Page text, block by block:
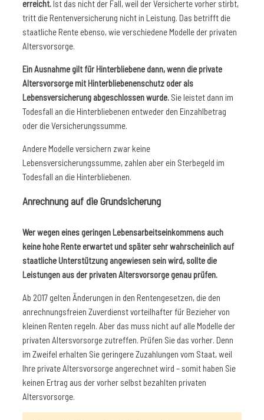
erreicht.Ist das nicht der Fall, weil der Versicherte vorher stirbt,
tritt die Rentenversicherung nicht in Leistung. Das betrifft die
staatliche Rente ebenso, wie verschiedene Modelle der privaten
Altersvorsorge.
Ein Ausnahme gilt für Hinterbliebene dann, wenn die private
Altersvorsorge mit Hinterbliebenenschutz oder als
Lebensversicherung abgeschlossen wurde. Sie leistet dann im
Todesfall an die Hinterbliebenen entweder den Einzahlbetrag
oder die Versicherungssumme.
Andere Modelle versichern zwar keine
Lebensversicherungssumme, zahlen aber ein Sterbegeld im
Todesfall an die Hinterbliebenen.
Anrechnung auf die Grundsicherung
Wer wegen eines geringen Lebensarbeitseinkommens auch
keine hohe Rente erwartet und später sehr wahrscheinlich auf
staatliche Unterstützung angewiesen sein wird, sollte die
Leistungen aus der privaten Altersvorsorge genau prüfen.
Ab 2017 gelten Änderungen in den Rentengesetzen, die den
anrechnungsfreien Zuverdienst vorteilhafter für Bezieher von
kleinen Renten regeln. Aber das muss nicht auf alle Modelle der
privaten Altersvorsorge zutreffen. Prüfen Sie das vorher. Denn
im Zweifel erhalten Sie geringere Zuzahlungen vom Staat, weil
Ihre private Altersvorsorge angerechnet wird – somit haben Sie
keinen Ertrag aus der vorher selbst bezahlten privaten
Altersvorsorge.